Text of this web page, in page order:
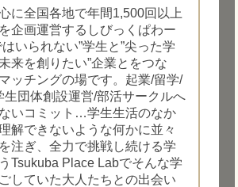
に全国各地で年間1,500回以上
企画運営するしびっくぱわー
いられない”学生と”尖った学
来を創りたい”企業とをつな
ッチングの場です。起業/留学/
生団体創設運営/部活サークルへ
いコミット…学生生活のなか
解できないような何かに並々
注ぎ、全力で挑戦し続ける学
Tsukuba Place Labでそんな学
していた大人たちとの出会い